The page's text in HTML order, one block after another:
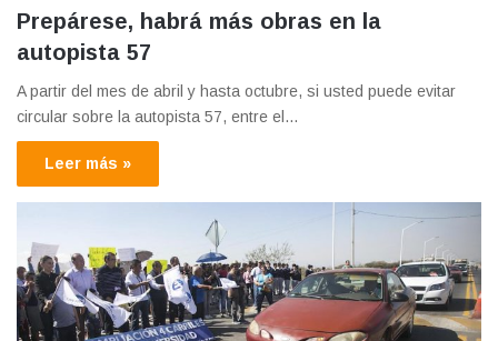
Prepárese, habrá más obras en la
autopista 57
A partir del mes de abril y hasta octubre, si usted puede evitar
circular sobre la autopista 57, entre el…
Leer más »